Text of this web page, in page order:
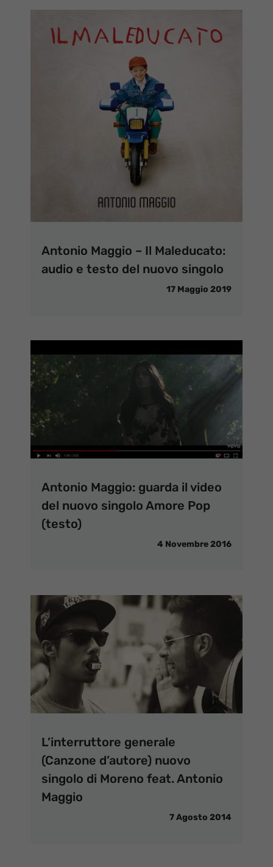
Antonio Maggio – Il Maleducato:
audio e testo del nuovo singolo
17 Maggio 2019
Antonio Maggio: guarda il video
del nuovo singolo Amore Pop
(testo)
4 Novembre 2016
L’interruttore generale
(Canzone d’autore) nuovo
singolo di Moreno feat. Antonio
Maggio
7 Agosto 2014